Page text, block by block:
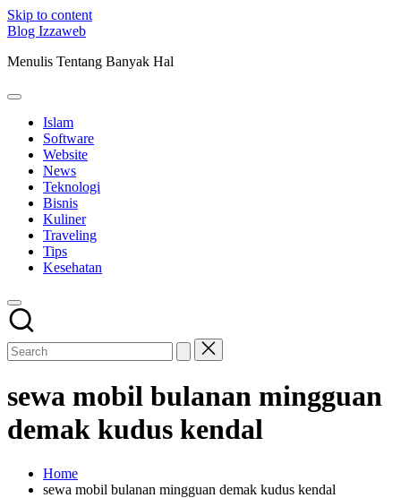
Skip to content
Blog Izzaweb
Menulis Tentang Banyak Hal
Islam
Software
Website
News
Teknologi
Bisnis
Kuliner
Traveling
Tips
Kesehatan
sewa mobil bulanan mingguan
demak kudus kendal
Home
sewa mobil bulanan mingguan demak kudus kendal